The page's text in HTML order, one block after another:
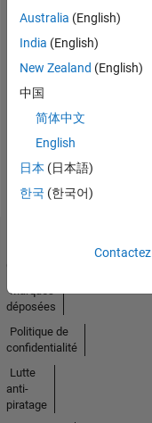
Pas
d'activité
Australia (English)
India (English)
New Zealand (English)
中国
简体中文
English
日本 (日本語)
한국 (한국어)
Marques
déposées
Politique de
confidentialité
Lutte
anti-
piratage